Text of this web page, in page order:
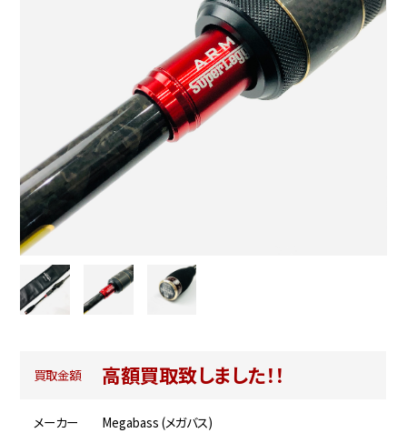
買取金額 高額買取致しました！！
メーカー Megabass (メガバス)